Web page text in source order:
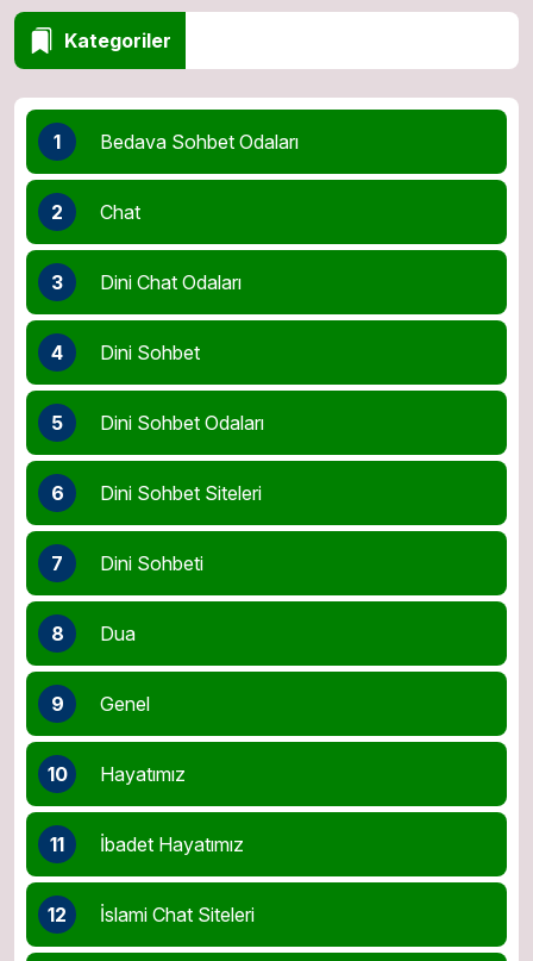
Kategoriler
1 Bedava Sohbet Odaları
2 Chat
3 Dini Chat Odaları
4 Dini Sohbet
5 Dini Sohbet Odaları
6 Dini Sohbet Siteleri
7 Dini Sohbeti
8 Dua
9 Genel
10 Hayatımız
11 İbadet Hayatımız
12 İslami Chat Siteleri